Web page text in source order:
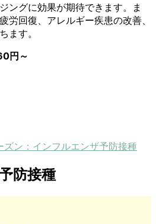
ングに効果が期待できます。ま
労回復、アレルギー疾患の改善、
ます。
円～
ン：インフルエンザ予防接種
防接種